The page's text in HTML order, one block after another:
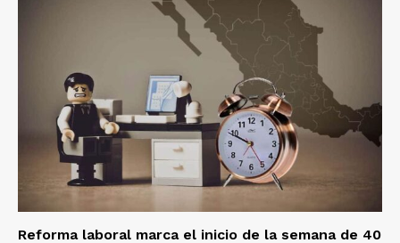
Reforma laboral marca el inicio de la semana de 40